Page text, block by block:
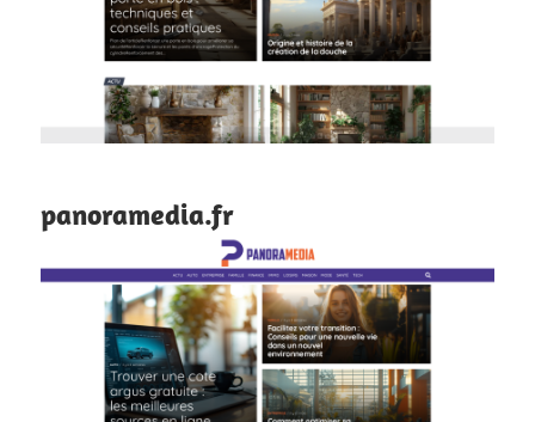
panoramedia.fr